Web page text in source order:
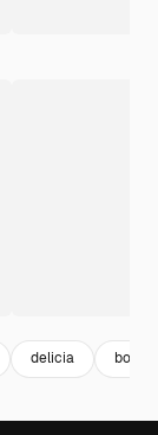
delicia bonito